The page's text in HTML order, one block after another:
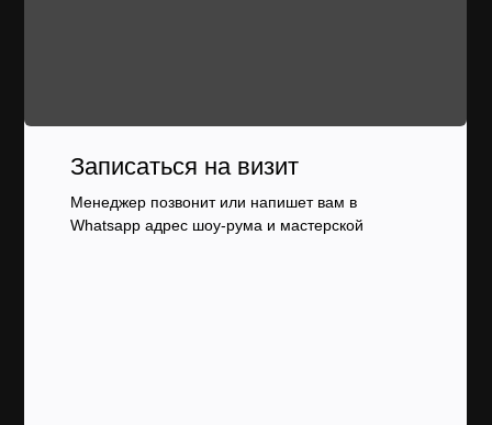
Записаться на визит
Менеджер позвонит или напишет вам в
Whatsapp адрес шоу-рума и мастерской